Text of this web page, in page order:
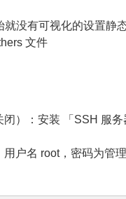
址
没有可视化的设置静
文件
）：安装 「SSH 服
户名 root，密码为管